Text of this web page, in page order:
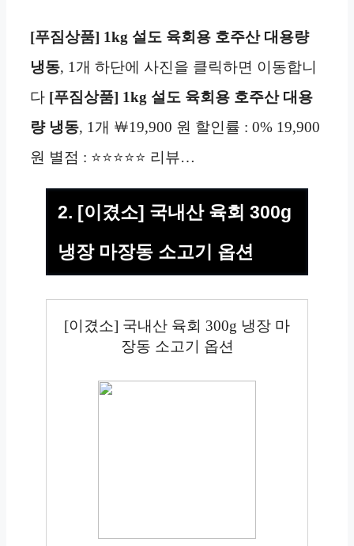
[푸짐상품] 1kg 설도 육회용 호주산 대용량
냉동, 1개 하단에 사진을 클릭하면 이동합니
다 [푸짐상품] 1kg 설도 육회용 호주산 대용
량 냉동, 1개 ￦19,900 원 할인률 : 0% 19,900
원 별점 : ⭐⭐⭐⭐⭐ 리뷰…
2. [이겼소] 국내산 육회 300g
냉장 마장동 소고기 옵션
[이겼소] 국내산 육회 300g 냉장 마
장동 소고기 옵션